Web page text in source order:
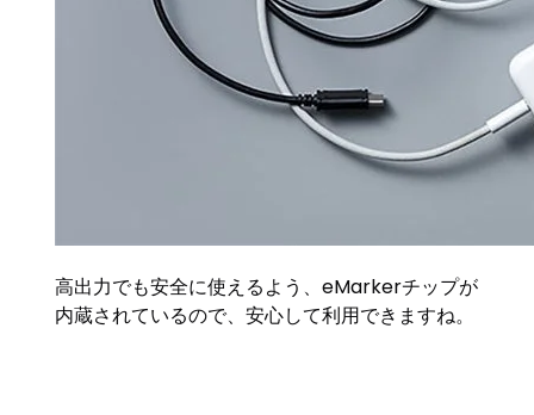
高出力でも安全に使えるよう、eMarkerチップが
内蔵されているので、安心して利用できますね。